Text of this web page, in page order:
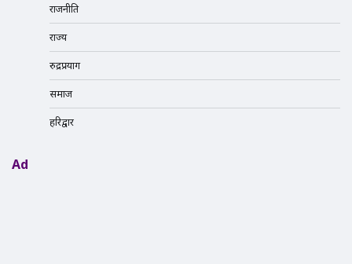
राजनीति
राज्य
रुद्रप्रयाग
समाज
हरिद्वार
Ad